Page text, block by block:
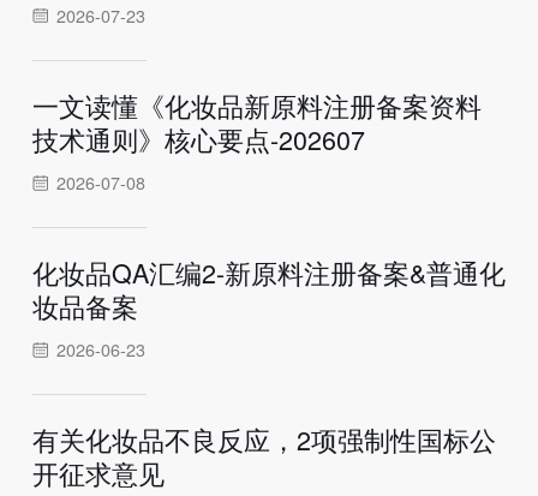
2026-07-23
一文读懂《化妆品新原料注册备案资料
技术通则》核心要点-202607
2026-07-08
化妆品QA汇编2-新原料注册备案&普通化
妆品备案
2026-06-23
有关化妆品不良反应，2项强制性国标公
开征求意见